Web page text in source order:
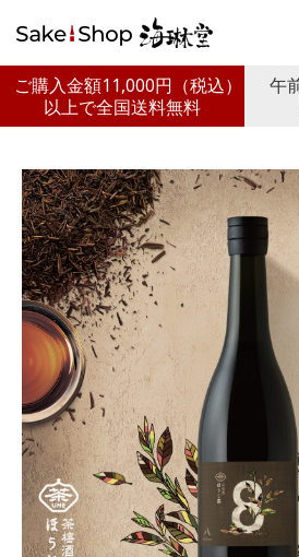
ご購入金額11,000円 （税込）
以上で全国送料無料
午